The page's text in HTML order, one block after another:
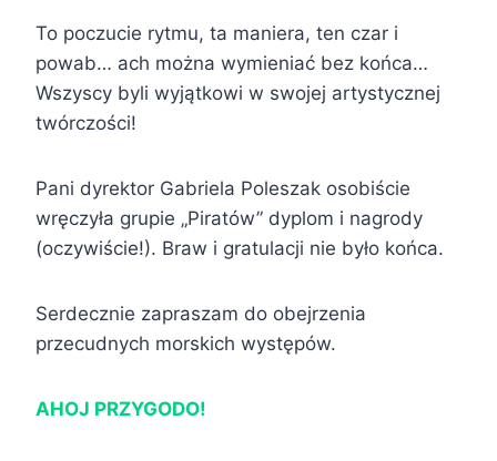
To poczucie rytmu, ta maniera, ten czar i
powab… ach można wymieniać bez końca…
Wszyscy byli wyjątkowi w swojej artystycznej
twórczości!
Pani dyrektor Gabriela Poleszak osobiście
wręczyła grupie „Piratów” dyplom i nagrody
(oczywiście!). Braw i gratulacji nie było końca.
Serdecznie zapraszam do obejrzenia
przecudnych morskich występów.
AHOJ PRZYGODO!